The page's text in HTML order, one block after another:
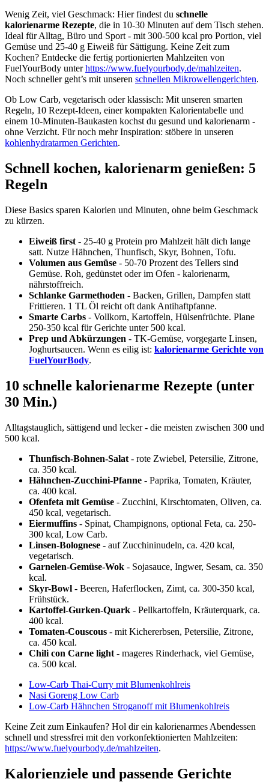
Wenig Zeit, viel Geschmack: Hier findest du schnelle
kalorienarme Rezepte, die in 10-30 Minuten auf dem Tisch stehen.
Ideal für Alltag, Büro und Sport - mit 300-500 kcal pro Portion, viel
Gemüse und 25-40 g Eiweiß für Sättigung. Keine Zeit zum
Kochen? Entdecke die fertig portionierten Mahlzeiten von
FuelYourBody unterhttps://www.fuelyourbody.de/mahlzeiten.
Noch schneller geht’s mit unseren schnellen Mikrowellengerichten.
Ob Low Carb, vegetarisch oder klassisch: Mit unseren smarten
Regeln, 10 Rezept-Ideen, einer kompakten Kalorientabelle und
einem 10-Minuten-Baukasten kochst du gesund und kalorienarm -
ohne Verzicht. Für noch mehr Inspiration: stöbere in unseren
kohlenhydratarmen Gerichten.
Schnell kochen, kalorienarm genießen: 5
Regeln
Diese Basics sparen Kalorien und Minuten, ohne beim Geschmack
zu kürzen.
Eiweiß first - 25-40 g Protein pro Mahlzeit hält dich lange
satt. Nutze Hähnchen, Thunfisch, Skyr, Bohnen, Tofu.
Volumen aus Gemüse - 50-70 Prozent des Tellers sind
Gemüse. Roh, gedünstet oder im Ofen - kalorienarm,
nährstoffreich.
Schlanke Garmethoden - Backen, Grillen, Dampfen statt
Frittieren. 1 TL Öl reicht oft dank Antihaftpfanne.
Smarte Carbs - Vollkorn, Kartoffeln, Hülsenfrüchte. Plane
250-350 kcal für Gerichte unter 500 kcal.
Prep und Abkürzungen - TK-Gemüse, vorgegarte Linsen,
Joghurtsaucen. Wenn es eilig ist: kalorienarme Gerichte von
FuelYourBody.
10 schnelle kalorienarme Rezepte (unter
30 Min.)
Alltagstauglich, sättigend und lecker - die meisten zwischen 300 und
500 kcal.
Thunfisch-Bohnen-Salat - rote Zwiebel, Petersilie, Zitrone,
ca. 350 kcal.
Hähnchen-Zucchini-Pfanne - Paprika, Tomaten, Kräuter,
ca. 400 kcal.
Ofenfeta mit Gemüse - Zucchini, Kirschtomaten, Oliven, ca.
450 kcal, vegetarisch.
Eiermuffins - Spinat, Champignons, optional Feta, ca. 250-
300 kcal, Low Carb.
Linsen-Bolognese - auf Zucchininudeln, ca. 420 kcal,
vegetarisch.
Garnelen-Gemüse-Wok - Sojasauce, Ingwer, Sesam, ca. 350
kcal.
Skyr-Bowl - Beeren, Haferflocken, Zimt, ca. 300-350 kcal,
Frühstück.
Kartoffel-Gurken-Quark - Pellkartoffeln, Kräuterquark, ca.
400 kcal.
Tomaten-Couscous - mit Kichererbsen, Petersilie, Zitrone,
ca. 450 kcal.
Chili con Carne light - mageres Rinderhack, viel Gemüse,
ca. 500 kcal.
Low-Carb Thai-Curry mit Blumenkohlreis
Nasi Goreng Low Carb
Low-Carb Hähnchen Stroganoff mit Blumenkohlreis
Keine Zeit zum Einkaufen? Hol dir ein kalorienarmes Abendessen
schnell und stressfrei mit den vorkonfektionierten Mahlzeiten:
https://www.fuelyourbody.de/mahlzeiten.
Kalorienziele und passende Gerichte